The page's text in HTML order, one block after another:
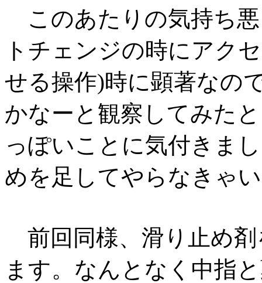
このあたりの気持ち
トチェンジの時にアク
せる操作)時に顕著なの
かなーと観察してみた
っぽいことに気付きま
めを足してやらなきゃ
前回同様、滑り止め剤
ます。なんとなく中指